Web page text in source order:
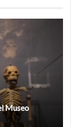
la
ciudad
maya
virgen
al
norte
de
la
biosfera
Minanbé, la
Calakmul